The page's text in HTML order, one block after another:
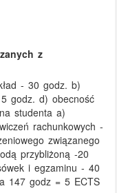
z
- 30 godz. b)
godz. d) obecność
studenta a)
rachunkowych -
związanego
przybliżoną -20
i egzaminu - 40
147 godz = 5 ECTS